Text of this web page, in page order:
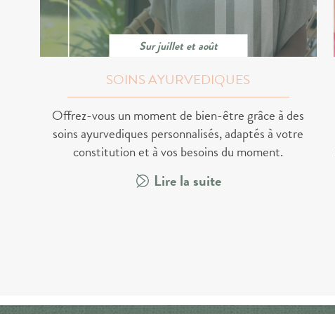
Sur juillet et août
SOINS AYURVEDIQUES
Offrez-vous un moment de bien-être grâce à des
soins ayurvediques personnalisés, adaptés à votre
constitution et à vos besoins du moment.
Lire la suite